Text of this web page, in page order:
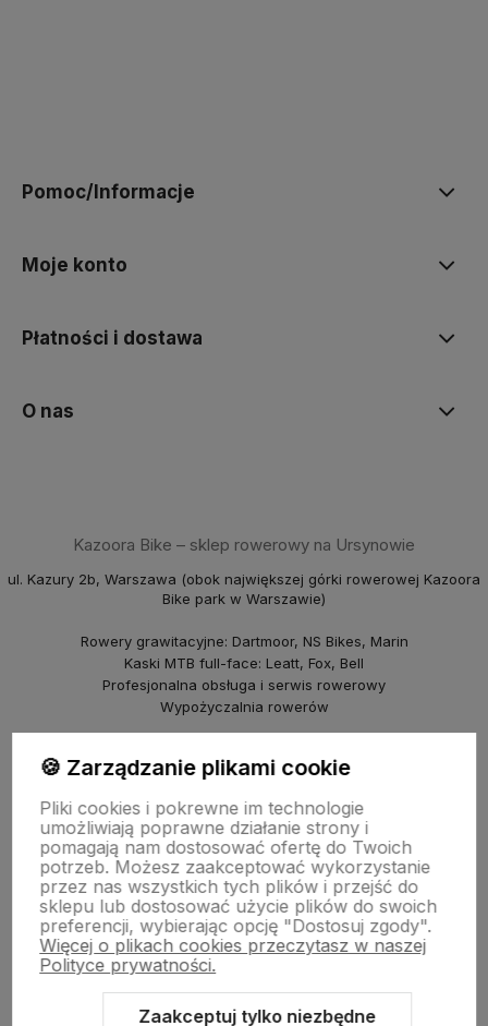
Pomoc/Informacje
Moje konto
Płatności i dostawa
O nas
Kazoora Bike – sklep rowerowy na Ursynowie
ul. Kazury 2b, Warszawa (obok największej górki rowerowej Kazoora
Bike park w Warszawie)
Rowery grawitacyjne: Dartmoor, NS Bikes, Marin
Kaski MTB full-face: Leatt, Fox, Bell
Profesjonalna obsługa i serwis rowerowy
Wypożyczalnia rowerów
piBike – sklep rowerowy na Młocinach
ul. Farysa 60b, Warszawa
Rowery crossowe i miejskie (Marin, NS Bikes, Polka)
Punkt odbioru i serwis
© 2025 Kazoora BIKE & piBike. Wszelkie prawa zastrzeżone.
🍪 Zarządzanie plikami cookie
Pliki cookies i pokrewne im technologie
umożliwiają poprawne działanie strony i
pomagają nam dostosować ofertę do Twoich
potrzeb. Możesz zaakceptować wykorzystanie
przez nas wszystkich tych plików i przejść do
sklepu lub dostosować użycie plików do swoich
preferencji, wybierając opcję "Dostosuj zgody".
Więcej o plikach cookies przeczytasz w naszej
Polityce prywatności.
Zaakceptuj tylko niezbędne